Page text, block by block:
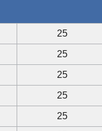
25
25
25
25
25